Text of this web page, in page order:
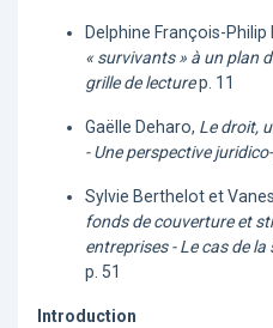
Delphine François-Philip
« survivants » à un plan
grille de lecturep. 11
Gaëlle Deharo, Le droit,
- Une perspective
Sylvie Berthelot et
fonds de couverture et
entreprises - Le cas de
p. 51
Introduction